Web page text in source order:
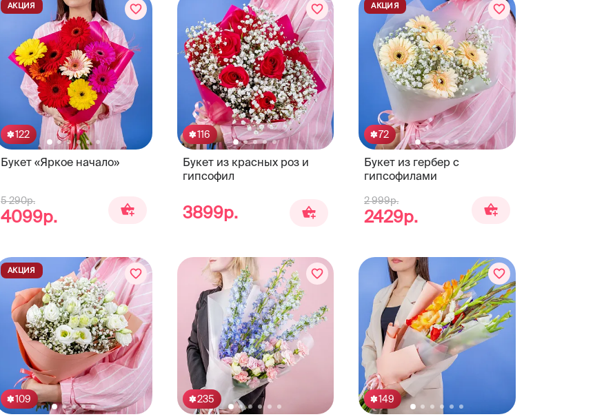
122
Букет «Яркое начало»
АКЦИЯ
5 290р.
4099р.
116
Букет из красных роз и
гипсофил
3899р.
72
Букет из гербер с
гипсофилами
АКЦИЯ
2 999р.
2429р.
109
АКЦИЯ
235 149